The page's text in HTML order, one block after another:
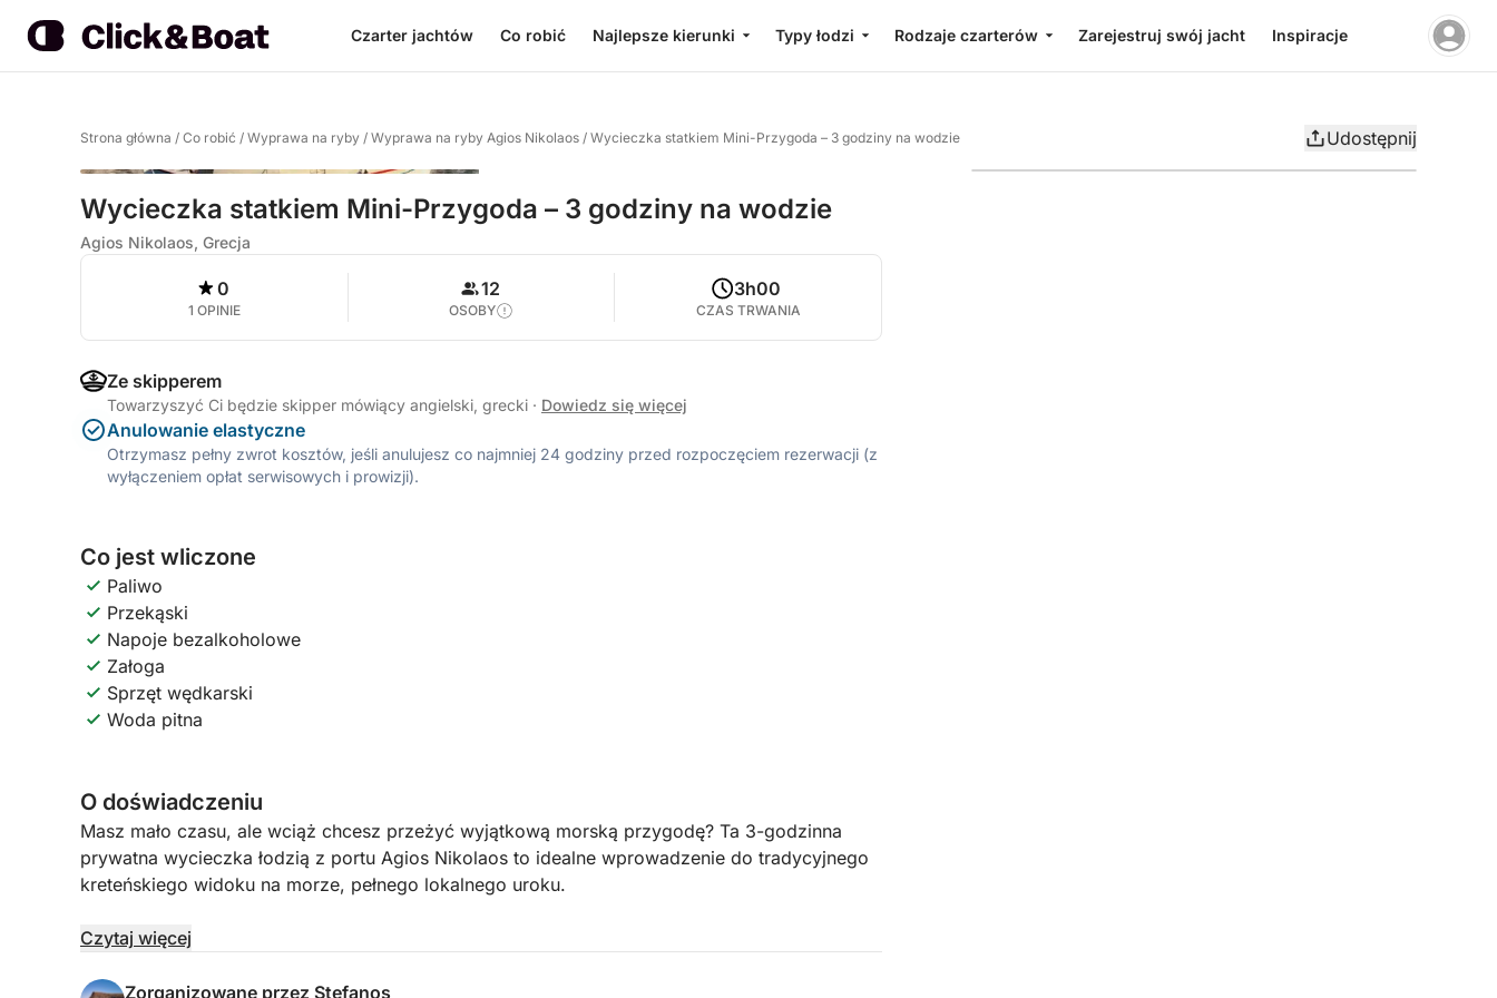
Czarter jachtów Co robić Najlepsze kierunki Typy łodzi Rodzaje czarterów Zarejestruj swój jacht Inspiracje
Strona główna / Co robić / Wyprawa na ryby / Wyprawa na ryby Agios Nikolaos / Wycieczka statkiem Mini-Przygoda – 3 godziny na wodzie Udostępnij
Wycieczka statkiem Mini-Przygoda – 3 godziny na wodzie
Agios Nikolaos, Grecja
0
1 OPINIE
12
OSOBY
3h00
CZAS TRWANIA
Ze skipperem
Towarzyszyć Ci będzie skipper mówiący angielski, grecki · Dowiedz się więcej
Anulowanie elastyczne
Otrzymasz pełny zwrot kosztów, jeśli anulujesz co najmniej 24 godziny przed rozpoczęciem rezerwacji (z
wyłączeniem opłat serwisowych i prowizji).
Co jest wliczone
Paliwo
Przekąski
Napoje bezalkoholowe
Załoga
Sprzęt wędkarski
Woda pitna
O doświadczeniu
Masz mało czasu, ale wciąż chcesz przeżyć wyjątkową morską przygodę? Ta 3-godzinna
prywatna wycieczka łodzią z portu Agios Nikolaos to idealne wprowadzenie do tradycyjnego
kreteńskiego widoku na morze, pełnego lokalnego uroku.
Pod opieką profesjonalnego skippera z lokalnej rodziny rybackiej, będziesz cieszyć się
tego, czy chcesz spróbować szczęścia, pstrykając zdjęcia nadmorskich krajobrazów, czy po
Czytaj więcej
Zorganizowane przez Stefanos